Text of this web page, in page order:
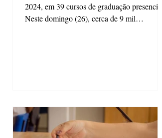
2024, em 39 cursos de graduação presenciais
Neste domingo (26), cerca de 9 mil